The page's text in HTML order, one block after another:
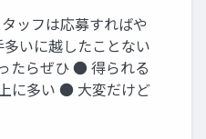
ッフは応募すればや
いに越したことない
たらぜひ ● 得られる
に多い ● 大変だけど